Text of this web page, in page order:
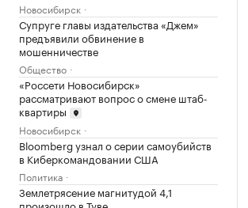
Новосибирск
Супруге главы издательства «Джем»
предъявили обвинение в
мошенничестве
Общество
«Россети Новосибирск»
рассматривают вопрос о смене штаб-
квартиры
Новосибирск
Bloomberg узнал о серии самоубийств
в Киберкомандовании США
Политика
Землетрясение магнитудой 4,1